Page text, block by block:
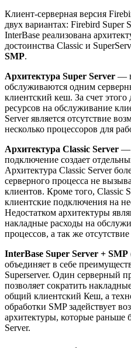
Клиент-серверная версия
двух вариантах: Firebird Super
InterBase реализована
достоинства Classic и
SMP.
Архитектура Super Server —
обслуживаются одним
клиентский кеш. За счет
ресурсов на обслуживание
Server является отсутствие
несколько процессоров для
Архитектура Classic Server —
подключение создает
Архитектура Classic Server
серверного процесса не
клиентов. Кроме того, Classic
клиентские подключения на
Недостатком архитектуры
накладные расходы на
процессов, а так же
InterBase Super Server + SMP
объединяет в себе
Superserver. Один серверный
позволяет сократить
общий клиентский Кеш, а
обработки SMP задействует
архитектуры, которые раньше
Server.